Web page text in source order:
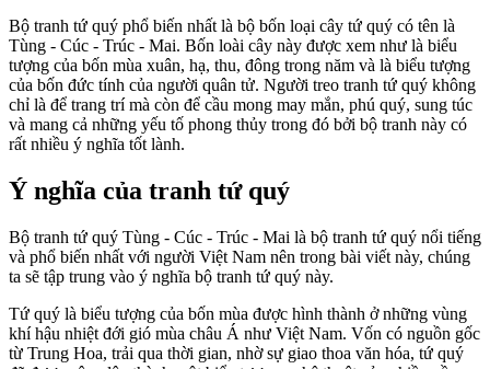
Bộ tranh tứ quý phổ biến nhất là bộ bốn loại cây tứ quý có tên là
Tùng - Cúc - Trúc - Mai. Bốn loài cây này được xem như là biểu
tượng của bốn mùa xuân, hạ, thu, đông trong năm và là biểu tượng
của bốn đức tính của người quân tử. Người treo tranh tứ quý không
chỉ là để trang trí mà còn để cầu mong may mắn, phú quý, sung túc
và mang cả những yếu tố phong thủy trong đó bởi bộ tranh này có
rất nhiều ý nghĩa tốt lành.
Ý nghĩa của tranh tứ quý
Bộ tranh tứ quý Tùng - Cúc - Trúc - Mai là bộ tranh tứ quý nổi tiếng
và phổ biến nhất với người Việt Nam nên trong bài viết này, chúng
ta sẽ tập trung vào ý nghĩa bộ tranh tứ quý này.
Tứ quý là biểu tượng của bốn mùa được hình thành ở những vùng
khí hậu nhiệt đới gió mùa châu Á như Việt Nam. Vốn có nguồn gốc
từ Trung Hoa, trải qua thời gian, nhờ sự giao thoa văn hóa, tứ quý